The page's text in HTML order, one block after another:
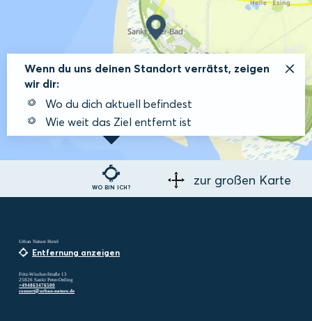
WO BIN ICH?
Wenn du uns deinen Standort verrätst, zeigen
wir dir:
Wo du dich aktuell befindest
Wie weit das Ziel entfernt ist
zur großen Karte
Urban Nature Hotel
Entfernung anzeigen
Fritz-Wischer-Straße 13
25826 Sankt Peter-Ording
+494863476500
connect@urban-nature.de